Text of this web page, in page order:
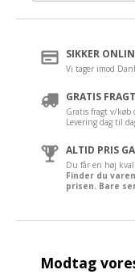
SIKKER
Vi tager imod
GRATIS FRAGT
Gratis fragt v/køb
Levering dag til
ALTID PRIS
Du får en høj
Finder du
prisen. Bare
Modtag